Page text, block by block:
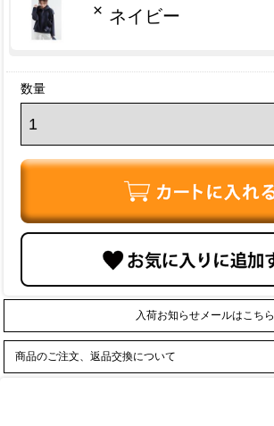
× ネイビー
数量
入荷お知らせメールはこちら
商品のご注文、返品交換について